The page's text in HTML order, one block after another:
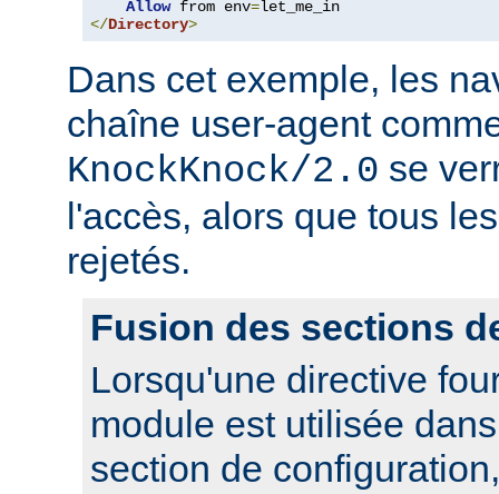
Allow from env=
</Directory>
Dans cet exemple, les
chaîne user-agent
KnockKnock/2.0 se
l'accès, alors que tous
rejetés.
Fusion des sections
Lorsqu'une directive
module est utilisée
section de